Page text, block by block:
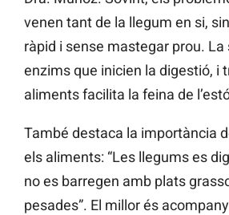
venen tant de la llegum en si,
ràpid i sense mastegar prou. La
enzims que inicien la digestió, i
aliments facilita la feina de
També destaca la importància
els aliments: “Les llegums es
no es barregen amb plats
pesades”. El millor és